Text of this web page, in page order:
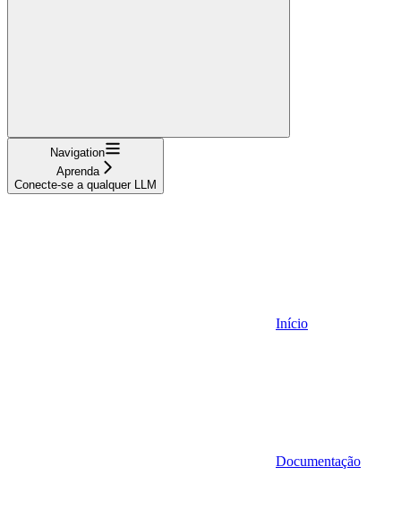
Navigation
Aprenda
Conecte-se a qualquer LLM
Início
Documentação